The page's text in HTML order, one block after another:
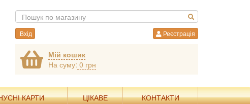
Вхід Реєстрація
Мій кошик
На суму: 0 грн
КАРТИ ЦІКАВЕ КОНТАКТИ